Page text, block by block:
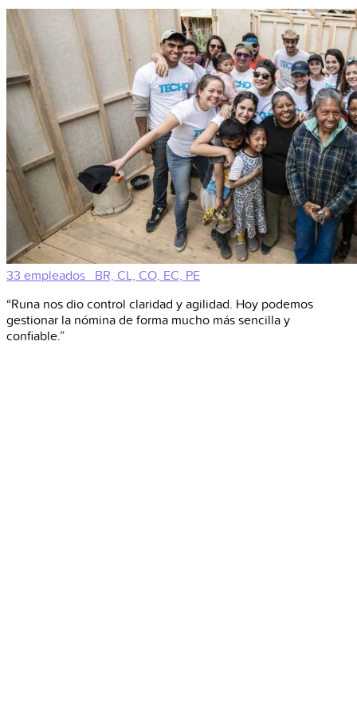
33 empleados
BR, CL, CO, EC, PE
“Runa nos dio control claridad y agilidad. Hoy podemos
gestionar la nómina de forma mucho más sencilla y
confiable.”